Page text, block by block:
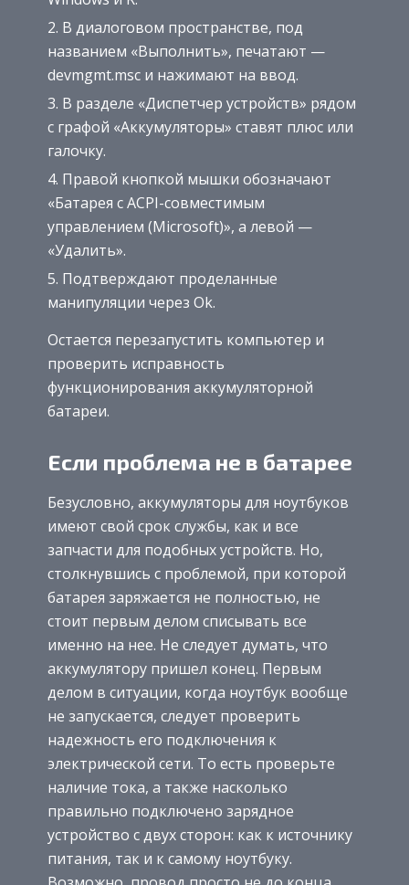
В диалоговом пространстве, под
названием «Выполнить», печатают —
devmgmt.msc и нажимают на ввод.
В разделе «Диспетчер устройств» рядом
с графой «Аккумуляторы» ставят плюс или
галочку.
Правой кнопкой мышки обозначают
«Батарея с ACPI-совместимым
управлением (Microsoft)», а левой —
«Удалить».
Подтверждают проделанные
манипуляции через Ok.
Остается перезапустить компьютер и
проверить исправность
функционирования аккумуляторной
батареи.
Если проблема не в батарее
Безусловно, аккумуляторы для ноутбуков
имеют свой срок службы, как и все
запчасти для подобных устройств. Но,
столкнувшись с проблемой, при которой
батарея заряжается не полностью, не
стоит первым делом списывать все
именно на нее. Не следует думать, что
аккумулятору пришел конец. Первым
делом в ситуации, когда ноутбук вообще
не запускается, следует проверить
надежность его подключения к
электрической сети. То есть проверьте
наличие тока, а также насколько
правильно подключено зарядное
устройство с двух сторон: как к источнику
питания, так и к самому ноутбуку.